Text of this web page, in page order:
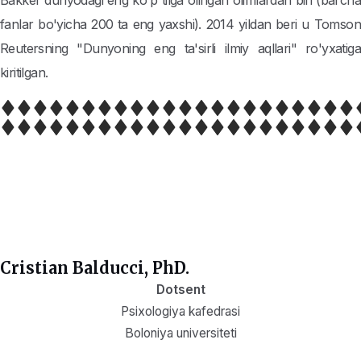
fanlar bo'yicha 200 ta eng yaxshi). 2014 yildan beri u Tomson
Reutersning "Dunyoning eng ta'sirli ilmiy aqllari" ro'yxatiga
kiritilgan.
Cristian Balducci, PhD.
Dotsent
Psixologiya kafedrasi
Boloniya universiteti